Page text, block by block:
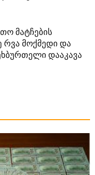
მატჩების
რვა მოქმედი და
დააკავა